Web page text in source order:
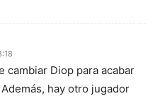
cambiar Diop para acabar
hay otro jugador